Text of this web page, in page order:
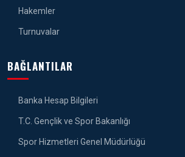
Hakemler
Turnuvalar
BAĞLANTILAR
Banka Hesap Bilgileri
T.C. Gençlik ve Spor Bakanlığı
Spor Hizmetleri Genel Müdürlüğü